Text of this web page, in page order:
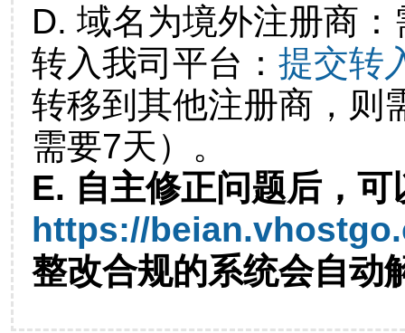
D. 域名为境外注册商
转入我司平台： 提交转
转移到其他注册商，则
需要7天）。
E. 自主修正问题后，可
https://
整改合规的系统会自动